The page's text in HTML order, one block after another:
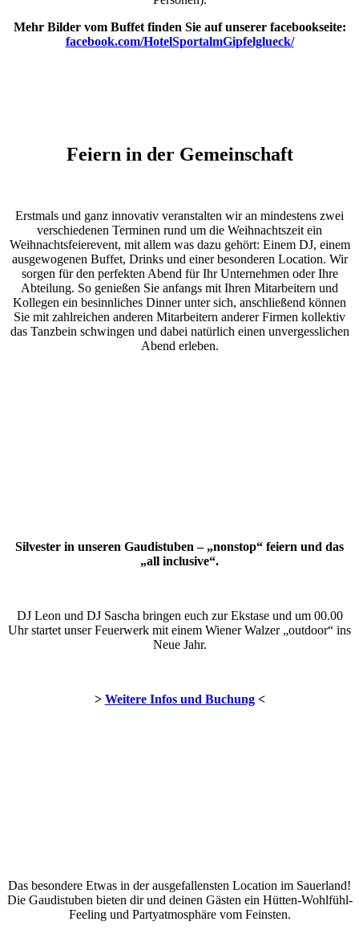
Mehr Bilder vom Buffet finden Sie auf unserer facebookseite:
facebook.com/HotelSportalmGipfelglueck/
Feiern in der Gemeinschaft
Erstmals und ganz innovativ veranstalten wir an mindestens zwei
verschiedenen Terminen rund um die Weihnachtszeit ein
Weihnachtsfeierevent, mit allem was dazu gehört: Einem DJ, einem
ausgewogenen Buffet, Drinks und einer besonderen Location. Wir
sorgen für den perfekten Abend für Ihr Unternehmen oder Ihre
Abteilung. So genießen Sie anfangs mit Ihren Mitarbeitern und
Kollegen ein besinnliches Dinner unter sich, anschließend können
Sie mit zahlreichen anderen Mitarbeitern anderer Firmen kollektiv
das Tanzbein schwingen und dabei natürlich einen unvergesslichen
Abend erleben.
Silvester in unseren Gaudistuben – „nonstop“ feiern und das
„all inclusive“.
DJ Leon und DJ Sascha bringen euch zur Ekstase und um 00.00
Uhr startet unser Feuerwerk mit einem Wiener Walzer „outdoor“ ins
Neue Jahr.
> Weitere Infos und Buchung<
Das besondere Etwas in der ausgefallensten Location im Sauerland!
Die Gaudistuben bieten dir und deinen Gästen ein Hütten-Wohlfühl-
Feeling und Partyatmosphäre vom Feinsten.